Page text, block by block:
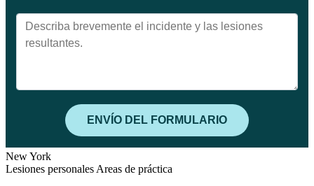
New York
Lesiones personales Areas de práctica